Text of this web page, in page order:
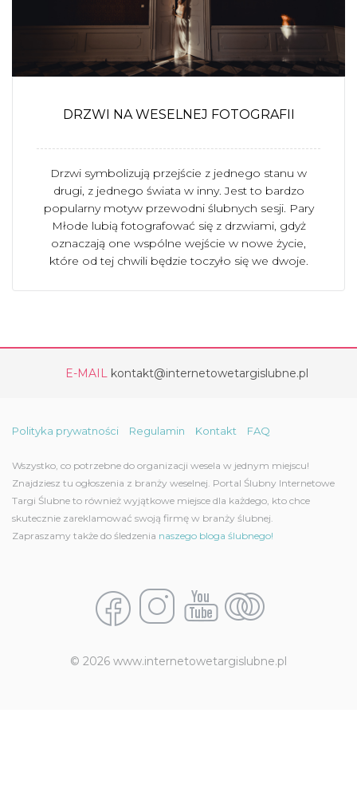
DRZWI NA WESELNEJ FOTOGRAFII
Drzwi symbolizują przejście z jednego stanu w
drugi, z jednego świata w inny. Jest to bardzo
popularny motyw przewodni ślubnych sesji. Pary
Młode lubią fotografować się z drzwiami, gdyż
oznaczają one wspólne wejście w nowe życie,
które od tej chwili będzie toczyło się we dwoje.
E-MAIL kontakt@internetowetargislubne.pl
Polityka prywatności Regulamin Kontakt FAQ
Wszystko, co potrzebne do organizacji wesela w jednym miejscu!
Znajdziesz tu ogłoszenia z branży weselnej. Portal Ślubny Internetowe
Targi Ślubne to również wyjątkowe miejsce dla każdego, kto chce
skutecznie zareklamować swoją firmę w branży ślubnej.
Zapraszamy także do śledzenia naszego bloga ślubnego!
© 2026 www.internetowetargislubne.pl